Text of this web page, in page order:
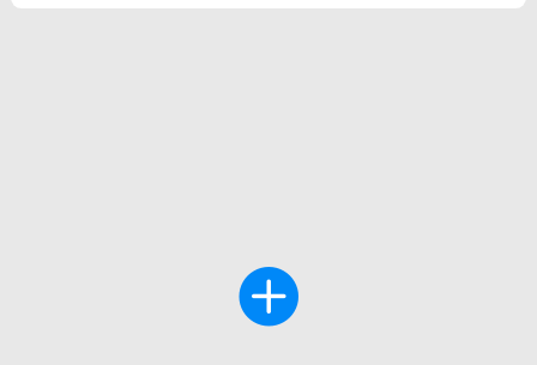
Max 的新默认模型，并成为